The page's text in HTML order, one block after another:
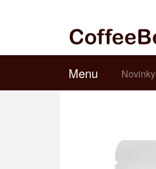
Menu Novinky